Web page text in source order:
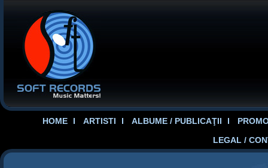
HOME ARTISTI ALBUME / PUBLICAŢII
LEGAL /